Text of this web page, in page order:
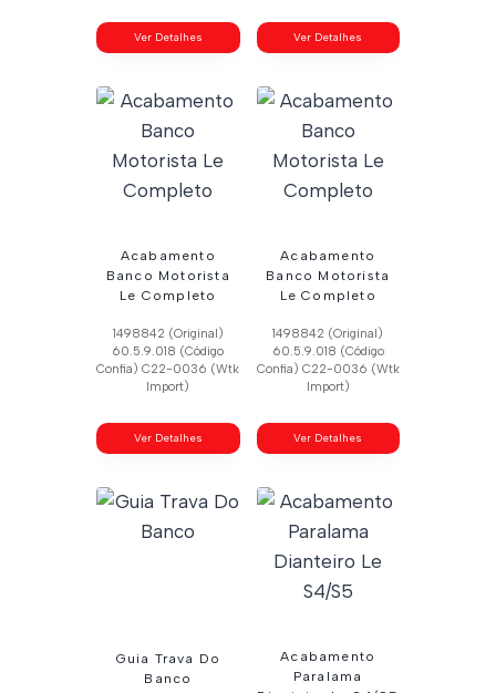
Ver Detalhes Ver Detalhes
Acabamento
Banco Motorista
Le Completo
1498842 (Original)
60.5.9.018 (Código
Confia) C22-0036 (Wtk
Import)
Ver Detalhes
Acabamento
Banco Motorista
Le Completo
1498842 (Original)
60.5.9.018 (Código
Confia) C22-0036 (Wtk
Import)
Ver Detalhes
Guia Trava Do
Banco
Acabamento
Paralama